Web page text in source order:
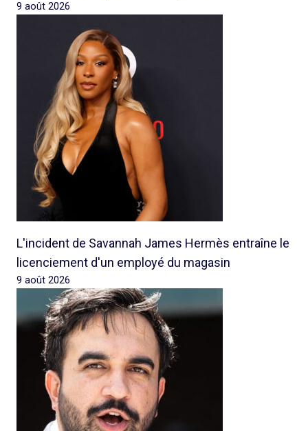
9 août 2026
L'incident de Savannah James Hermès entraîne le
licenciement d'un employé du magasin
9 août 2026